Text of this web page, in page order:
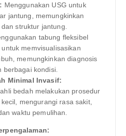
Menggunakan USG untuk
jantung, memungkinkan
struktur jantung.
tabung fleksibel
memvisualisasikan
memungkinkan diagnosis
berbagai kondisi.
Minimal Invasif:
bedah melakukan prosedur
mengurangi rasa sakit,
waktu pemulihan.